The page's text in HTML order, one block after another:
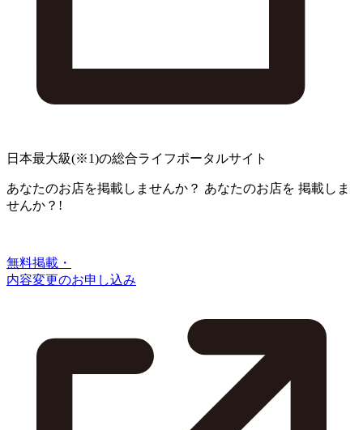
日本最大級(※1)の総合ライフポータルサイト
あなたのお店を掲載しませんか？ あなたのお店を 掲載しま
せんか？!
無料掲載・
内容変更のお申し込み